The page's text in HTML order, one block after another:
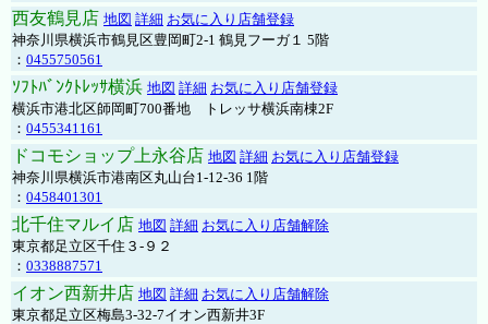
西友鶴見店 地図 詳細 お気に入り店舗登録
神奈川県横浜市鶴見区豊岡町2-1 鶴見フーガ１ 5階
： 0455750561
ｿﾌﾄﾊﾞﾝｸﾄﾚｯｻ横浜 地図 詳細 お気に入り店舗登録
横浜市港北区師岡町700番地 トレッサ横浜南棟2F
： 0455341161
ドコモショップ上永谷店 地図 詳細 お気に入り店舗登録
神奈川県横浜市港南区丸山台1-12-36 1階
： 0458401301
北千住マルイ店 地図 詳細 お気に入り店舗解除
東京都足立区千住３-９２
： 0338887571
イオン西新井店 地図 詳細 お気に入り店舗解除
東京都足立区梅島3-32-7イオン西新井3F